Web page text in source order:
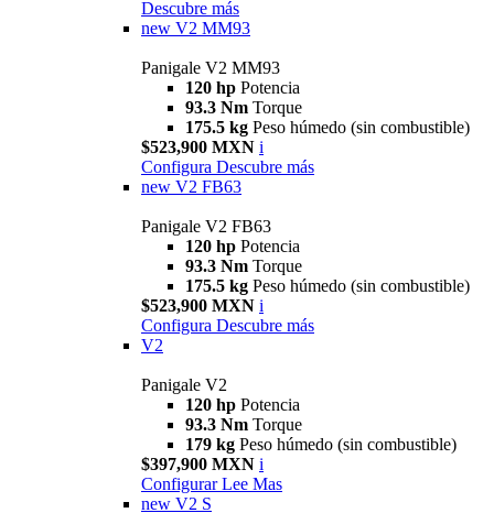
Descubre más
new V2 MM93
Panigale V2 MM93
120 hp Potencia
93.3 Nm Torque
175.5 kg Peso húmedo (sin combustible)
$523,900 MXN i
Configura Descubre más
new V2 FB63
Panigale V2 FB63
120 hp Potencia
93.3 Nm Torque
175.5 kg Peso húmedo (sin combustible)
$523,900 MXN i
Configura Descubre más
V2
Panigale V2
120 hp Potencia
93.3 Nm Torque
179 kg Peso húmedo (sin combustible)
$397,900 MXN i
Configurar Lee Mas
new V2 S